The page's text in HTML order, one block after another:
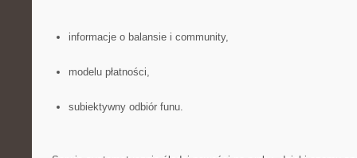
informacje o balansie i community,
modelu płatności,
subiektywny odbiór funu.